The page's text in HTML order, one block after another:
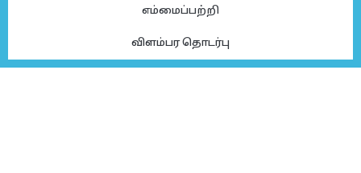
எம்மைப்பற்றி
விளம்பர தொடர்பு